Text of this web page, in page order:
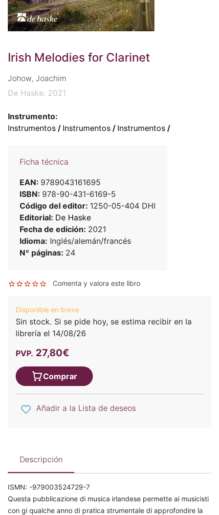
Irish Melodies for Clarinet
Johow, Joachim
De Haske. 2021
Instrumento:
Instrumentos / Instrumentos / Instrumentos /
Ficha técnica
EAN: 9789043161695
ISBN: 978-90-431-6169-5
Código del editor: 1250-05-404 DHI
Editorial: De Haske
Fecha de edición: 2021
Idioma: Inglés/alemán/francés
Nº páginas: 24
Comenta y valora este libro
Disponible en breve
Sin stock. Si se pide hoy, se estima recibir en la
librería el 14/08/26
PVP. 27,80€
Comprar
Añadir a la Lista de deseos
Descripción
ISMN: -979003524729-7
Questa pubblicazione di musica irlandese permette ai musicisti
con gi qualche anno di pratica strumentale di approfondire la